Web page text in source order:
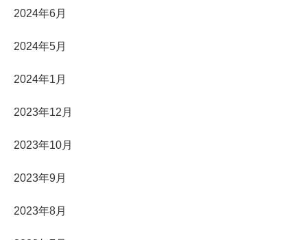
2024年6月
2024年5月
2024年1月
2023年12月
2023年10月
2023年9月
2023年8月